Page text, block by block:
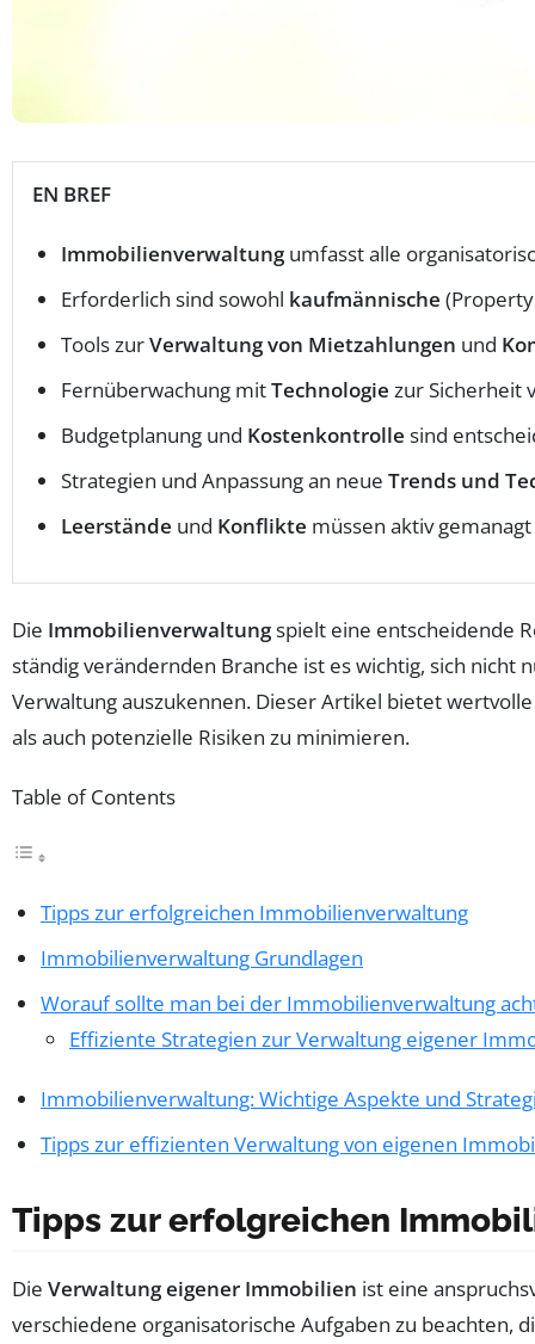
EN BREF
Immobilienverwaltungumfasst alle
Erforderlich sind sowohl kaufmännische
Tools zurVerwaltung von Mietzahlungen und
Fernüberwachung mitTechnologie zur Sicherheit
Budgetplanung und Kostenkontrolle sind
Strategien und Anpassung an neue Trends und
Leerstände und Konflikte müssen aktiv
Die Immobilienverwaltungspielt eine entscheidende
ständig verändernden Branche ist es wichtig, sich
Verwaltung auszukennen. Dieser Artikel bietet
als auch potenzielle Risiken zu minimieren.
Table of Contents
Tipps zur erfolgreichen Immobilienverwaltung
Immobilienverwaltung Grundlagen
Worauf sollte man bei der Immobilienverwaltung
Effiziente Strategien zur Verwaltung eigener
Immobilienverwaltung: Wichtige Aspekte und
Tipps zur effizienten Verwaltung von eigenen
Tipps zur erfolgreichen
Die Verwaltung eigener Immobilien ist eine
verschiedene organisatorische Aufgaben zu beachten,